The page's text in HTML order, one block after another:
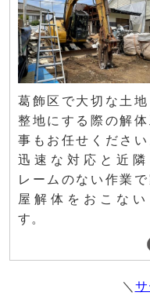
葛飾区で大切な土地
整地にする際の解体
事もお任せください
迅速な対応と近隣
レームのない作業で
屋解体をおこない
す。
＼